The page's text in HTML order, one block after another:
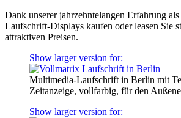
Dank unserer jahrzehntelangen Erfahrung
Laufschrift-Displays kaufen oder leasen Sie
attraktiven Preisen.
Show larger version for:
Multimedia-Laufschrift in Berlin mit
Zeitanzeige, vollfarbig, für den
Show larger version for: